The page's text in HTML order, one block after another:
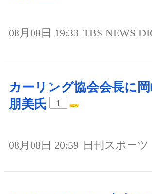
08月08日 19:33 TBS NEWS
カーリング協会会長に
朋美氏
1
08月08日 20:59 日刊スポーツ